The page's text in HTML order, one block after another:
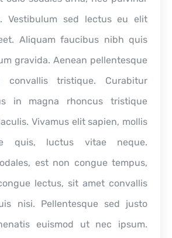
Vestibulum sed lectus eu elit
Aliquam faucibus nibh quis
gravida. Aenean pellentesque
tristique. Curabitur
in magna rhoncus tristique
Vivamus elit sapien, mollis
quis, luctus vitae neque.
est non congue tempus,
lectus, sit amet convallis
nisi. Pellentesque sed justo
euismod ut nec ipsum.